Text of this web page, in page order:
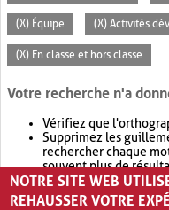
(X) Équipe (X) Activités
(X) En classe et hors classe
Votre recherche n'a
Vérifiez que
Supprimez les
rechercher chaque
souvent plus de
Envisagez d'élargir
retournera souvent
NOTRE SITE WEB
REHAUSSER VOTRE